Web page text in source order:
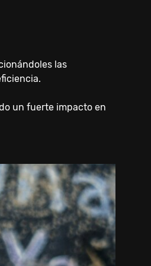
las
un fuerte impacto en